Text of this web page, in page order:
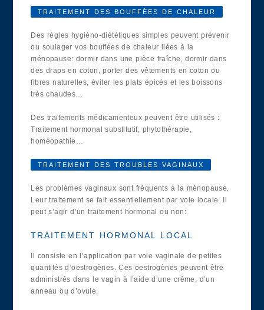
TRAITEMENT DES BOUFFÉES DE CHALEUR
Des règles hygiéno-diététiques simples peuvent prévenir
ou soulager vos bouffées de chaleur liées à la
ménopause: dormir dans une pièce fraîche, dormir dans
des draps en coton, porter des vêtements en coton ou
fibres naturelles, éviter les plats épicés et les boissons
très chaudes…
Des traitements médicamenteux peuvent être utilisés :
Traitement hormonal substitutif, phytothérapie,
homéopathie…
TRAITEMENT DES TROUBLES VAGINAUX
Les problèmes vaginaux sont fréquents à la ménopause.
Leur traitement se fait essentiellement par voie locale. Il
peut s’agir d’un traitement hormonal ou non:
TRAITEMENT HORMONAL LOCAL
Il consiste en l’application par voie vaginale de petites
quantités d’oestrogènes. Ces oestrogènes peuvent être
administrés dans le vagin à l’aide d’une crème, d’un
anneau ou d’ovule.